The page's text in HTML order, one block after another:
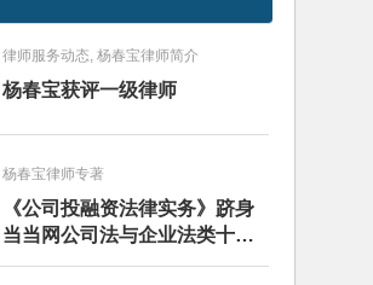
律师服务动态, 杨春宝律师简介
杨春宝获评一级律师
杨春宝律师专著
《公司投融资法律实务》跻身
当当网公司法与企业法类十大
畅销图书榜